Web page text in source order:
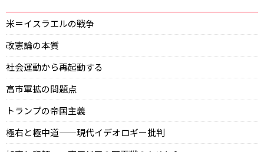
米＝イスラエルの戦争
改憲論の本質
社会運動から再起動する
高市軍拡の問題点
トランプの帝国主義
極右と極中道——現代イデオロギー批判